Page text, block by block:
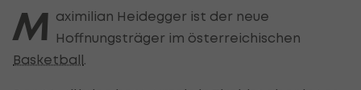
M aximilian Heidegger ist der neue
Hoffnungsträger im österreichischen
Basketball